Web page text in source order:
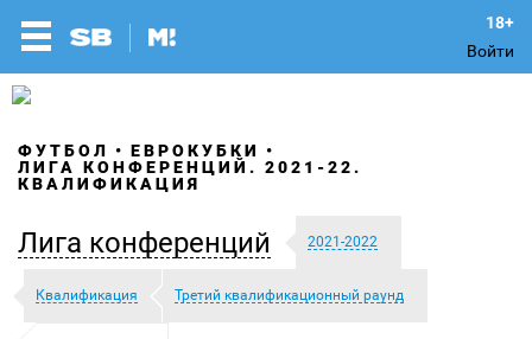
Войти
ФУТБОЛ
ЕВРОКУБКИ
ЛИГА КОНФЕРЕНЦИЙ. 2021-22.
КВАЛИФИКАЦИЯ
Лига конференций 2021-2022
Квалификация Третий квалификационный раунд